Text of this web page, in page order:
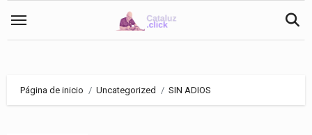
Página de inicio Uncategorized SIN ADIOS